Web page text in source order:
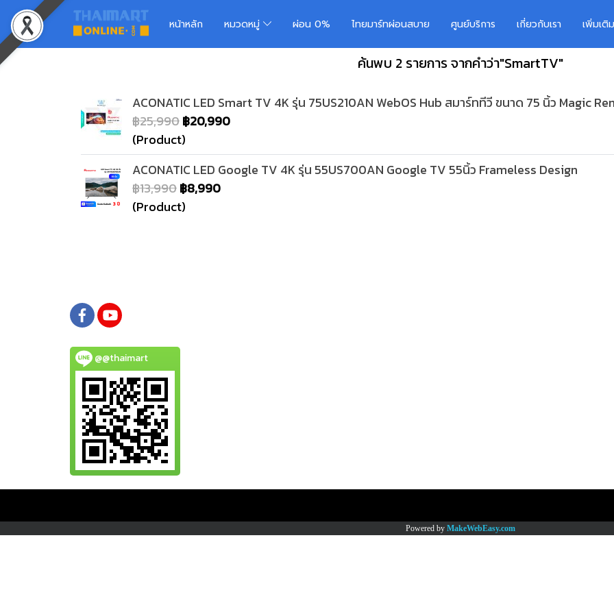
หน้าหลัก หมวดหมู่ ผ่อน 0% ไทยมาร์ทผ่อนสบาย ศูนย์บริการ เกี่ยวกับเรา เพิ่มเติม
ค้นพบ 2 รายการ จากคำว่า"SmartTV"
ACONATIC LED Smart TV 4K รุ่น 75US210AN WebOS Hub สมาร์ททีวี ขนาด 75 นิ้ว Magic
฿25,990฿20,990
(Product)
ACONATIC LED Google TV 4K รุ่น 55US700AN Google TV 55นิ้ว Frameless Design
฿13,990฿8,990
(Product)
@@thaimart
Powered by MakeWebEasy.com